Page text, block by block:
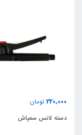
600,000
دیمر سمپاش شارژی